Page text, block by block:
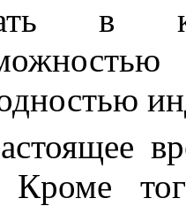
в
Кроме